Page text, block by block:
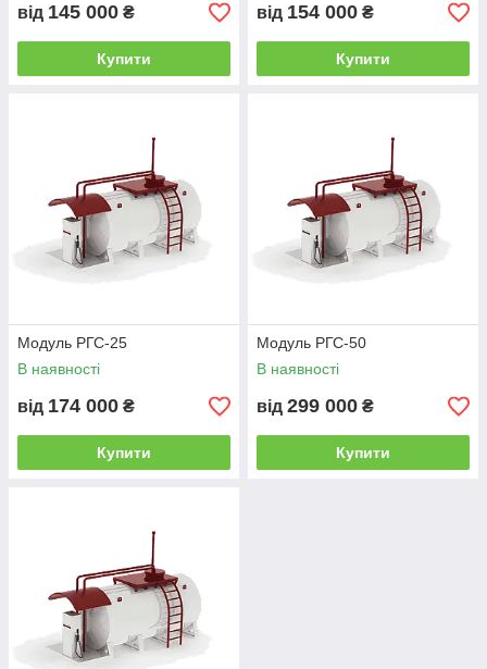
від 145 000 ₴
Купити
від 154 000 ₴
Купити
Модуль РГС-25
В наявності
від 174 000 ₴
Купити
Модуль РГС-50
В наявності
від 299 000 ₴
Купити